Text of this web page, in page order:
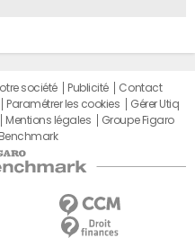
société Publicité
Contact
Paramétrer les cookies
Gérer Utiq
Mentions légales
Groupe Figaro